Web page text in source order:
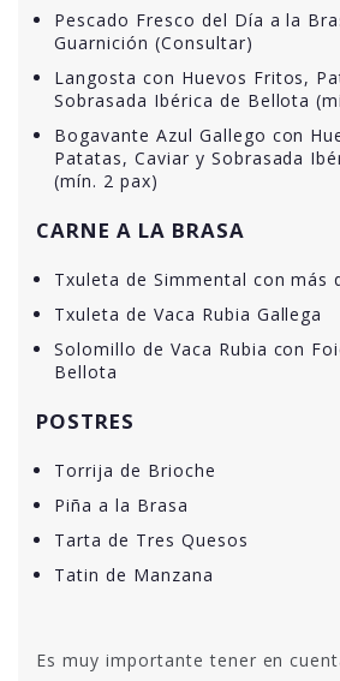
Pescado Fresco del Día a la
Guarnición (Consultar)
Langosta con Huevos Fritos,
Sobrasada Ibérica de Bellota
Bogavante Azul Gallego con
Patatas, Caviar y Sobrasada
(mín. 2 pax)
CARNE A LA BRASA
Txuleta de Simmental con más
Txuleta de Vaca Rubia Gallega
Solomillo de Vaca Rubia con
Bellota
POSTRES
Torrija de Brioche
Piña a la Brasa
Tarta de Tres Quesos
Tatin de Manzana
Es muy importante tener en